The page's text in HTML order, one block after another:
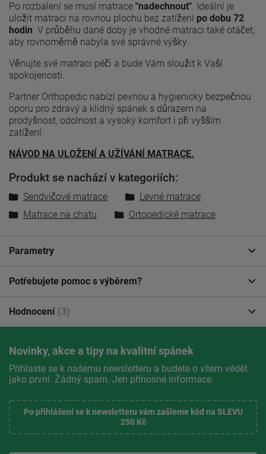
Po rozbalení se musí matrace "nadechnout". Ideální je
uložit matraci na rovnou plochu bez zatížení po dobu 72
hodin. V průběhu dané doby je vhodné matraci také otáčet,
aby rovnoměrně nabyla své správné výšky.
Věnujte své matraci péči a bude Vám sloužit k Vaší
spokojenosti.
Partner Orthopedic nabízí pevnou a hygienicky bezpečnou
oporu pro zdravý a klidný spánek s důrazem na
prodyšnost, odolnost a vysoký komfort i při vyšším
zatížení.
NÁVOD NA ULOŽENÍ A UŽÍVÁNÍ MATRACE.
Produkt se nachází v kategoriích:
Sendvičové matrace
Levné matrace
Matrace na chatu
Ortopedické matrace
Parametry
Potřebujete pomoc s výběrem?
Hodnocení (3)
Novinky, akce a tipy na kvalitní spánek
Přihlaste se k našemu newsletteru a budete o všem vědět
jako první. Žádný spam. Jen přínosné informace.
Po přihlášení se k newsletteru vám zašleme kód na SLEVU
250 Kč